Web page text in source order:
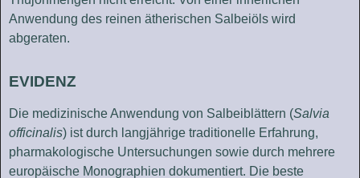
Anwendung des reinen ätherischen Salbeiöls wird
abgeraten.
EVIDENZ
Die medizinische Anwendung von Salbeiblättern (Salvia
officinalis) ist durch langjährige traditionelle Erfahrung,
pharmakologische Untersuchungen sowie durch mehrere
europäische Monographien dokumentiert. Die beste